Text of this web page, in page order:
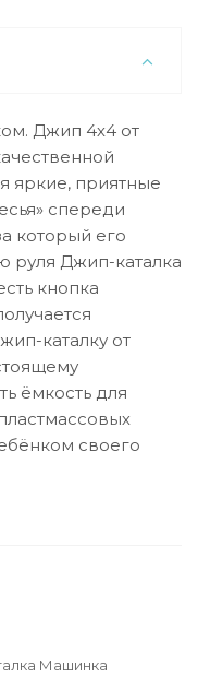
Джип 4х4 от
яркие, приятные
спереди
который его
руля Джип-каталка
кнопка
каталку от
ёмкость для
своего
Машинка